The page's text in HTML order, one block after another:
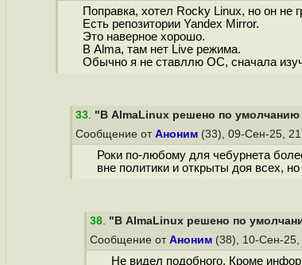
Поправка, хотел Rocky Linux, но он не
Есть репозитории Yandex Mirror.
Это наверное хорошо.
В Alma, там нет Live режима.
Обычно я не ставллю ОС, сначала
33. "В AlmaLinux решено по умолчанию
Сообщение от Аноним (33), 09-Сен-25,
Роки по-любому для чебурнета
вне политики и открыты доя всех,
38. "В AlmaLinux решено по
Сообщение от Аноним (38), 10-Сен-25,
Не видел подобного. Кроме